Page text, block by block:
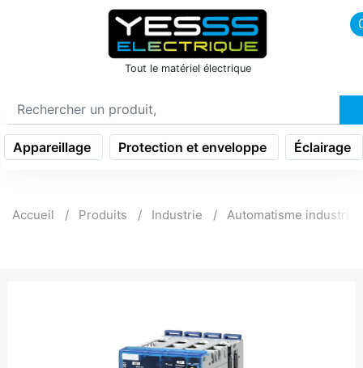
icon menu burger
Tout le matériel électrique
Appareillage Protection et enveloppe Éclairage
Accueil Produits Industrie Automatisme industriel